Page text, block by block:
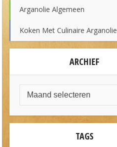
Arganolie Algemeen
Koken Met Culinaire Arganolie
ARCHIEF
TAGS